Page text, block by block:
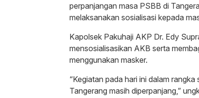
perpanjangan masa PSBB di
melaksanakan sosialisasi kepada
Kapolsek Pakuhaji AKP Dr. Edy
mensosialisasikan AKB serta
menggunakan masker.
“Kegiatan pada hari ini dalam
Tangerang masih diperpanjang,”